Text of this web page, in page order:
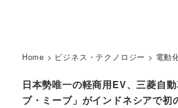
Home > ビジネス・テクノロジー > 電動
日本勢唯一の軽商用EV、三菱自
ブ・ミーブ」がインドネシアで初